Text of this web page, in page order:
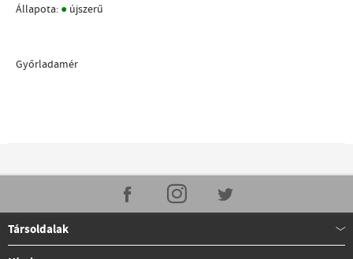
Állapota: ● újszerű
Győrladamér
Társoldalak